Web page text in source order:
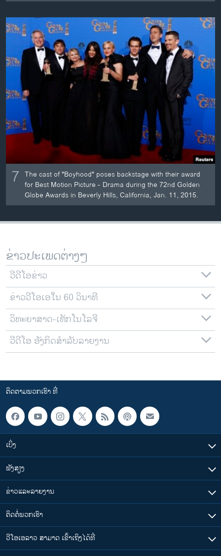
7 The cast of "Boyhood" poses backstage with their award
for Best Motion Picture - Drama during the 72nd Golden
Globe Awards in Beverly Hills, California, Jan. 11, 2015.
ຂ່າວປະເພດຕ່າງໆ
ວີດີໂອຂ່າວ
ຂ່າວວີໂອເອໃນ 60 ວິນາທີ
ວິທະຍາສາດ-ເທັກໂນໂລຈີ
ວີດີໂອ ອັງກິດສຳລັບລາຍງານ
ຕິດຕາມພວກເຮົາ ທີ່
ເບິ່ງ
ຟັງສຽງ
ຂ່າວແລະລາຍງານ
ຕິດຕໍ່ພວກເຮົາ
ວີໂອເອລາວ ສາມາດ ເຂົ້າເຖິງໄດ້ທີ່